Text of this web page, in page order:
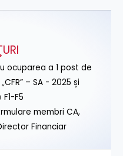
ocuparea a 1 post de
– SA - 2025 și
F5
membri CA,
Financiar